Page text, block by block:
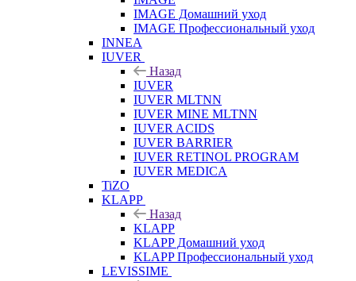
IMAGE Домашний уход
IMAGE Профессиональный уход
INNEA
IUVER
Назад
IUVER
IUVER MLTNN
IUVER MINE MLTNN
IUVER ACIDS
IUVER BARRIER
IUVER RETINOL PROGRAM
IUVER MEDICA
TiZO
KLAPP
Назад
KLAPP
KLAPP Домашний уход
KLAPP Профессиональный уход
LEVISSIME